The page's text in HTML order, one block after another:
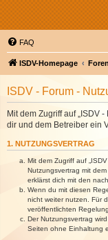
FAQ
ISDV-Homepage Foren
ISDV - Forum -
Mit dem Zugriff auf „ISDV
dir und dem Betreiber ein
1. NUTZUNGSVERTRAG
Mit dem Zugriff auf
Nutzungsvertrag mit
erklärst dich mit den
Wenn du mit diesen
nicht weiter nutzen. Für
veröffentlichten
Der Nutzungsvertrag
Seiten ohne Einhaltung